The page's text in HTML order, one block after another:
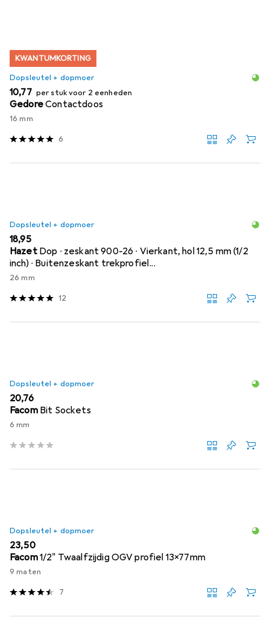
KWANTUMKORTING
Dopsleutel + dopmoer
EUR
10,77 per stuk voor 2 eenheden
GedoreContactdoos
16 mm
6
Dopsleutel + dopmoer
EUR
18,95
Hazet Dop ∙ zeskant 900-26 ∙ Vierkant, hol 12,5 mm (1/2
inch) ∙ Buitenzeskant trekprofiel...
26 mm
12
Dopsleutel + dopmoer
EUR
20,76
Facom Bit Sockets
6 mm
Dopsleutel + dopmoer
EUR
23,50
Facom1/2" Twaalfzijdig OGV profiel 13x77mm
9 maten
7